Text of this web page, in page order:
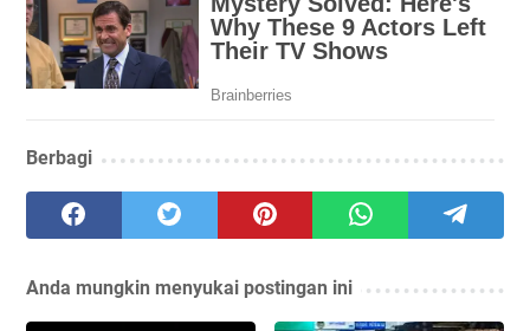
Berbagi
Anda mungkin menyukai postingan ini